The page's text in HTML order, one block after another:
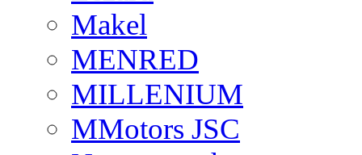
Makel
MENRED
MILLENIUM
MMotors JSC